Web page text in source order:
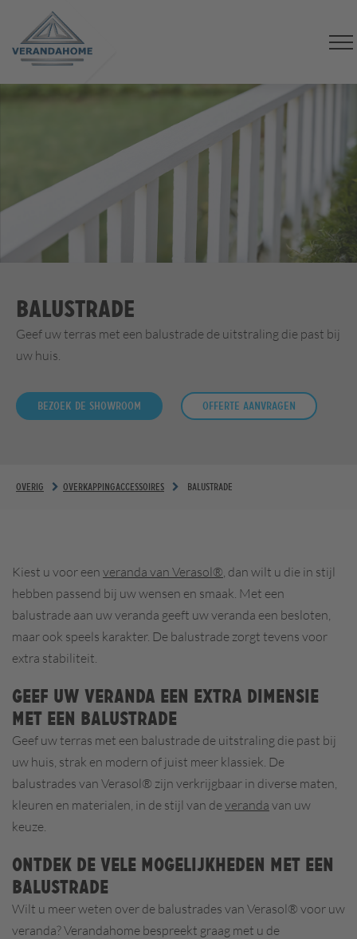
Balustrade
Geef uw terras met een balustrade de uitstraling die past bij
uw huis.
Bezoek de showroom Offerte aanvragen
OVERIG OVERKAPPINGACCESSOIRES BALUSTRADE
Kiest u voor een veranda van Verasol®, dan wilt u die in stijl
hebben passend bij uw wensen en smaak. Met een
balustrade aan uw veranda geeft uw veranda een besloten,
maar ook speels karakter. De balustrade zorgt tevens voor
extra stabiliteit.
Geef uw veranda een extra dimensie
met een balustrade
Geef uw terras met een balustrade de uitstraling die past bij
uw huis, strak en modern of juist meer klassiek. De
balustrades van Verasol® zijn verkrijgbaar in diverse maten,
kleuren en materialen, in de stijl van deveranda van uw
keuze.
Ontdek de vele mogelijkheden met een
balustrade
Wilt u meer weten over de balustrades van Verasol® voor uw
veranda? Verandahome bespreekt graag met u de